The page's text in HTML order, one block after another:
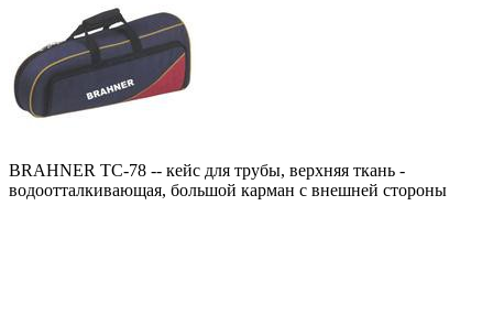
BRAHNER TC-78 -- кейс для трубы, верхняя ткань -
водоотталкивающая, большой карман с внешней стороны